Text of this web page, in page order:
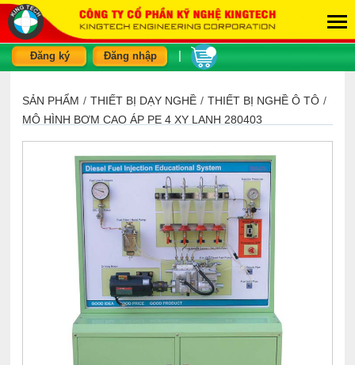
Đăng ký Đăng nhập
SẢN PHẨM / THIẾT BỊ DẠY NGHỀ / THIẾT BỊ NGHỀ Ô TÔ /
MÔ HÌNH BƠM CAO ÁP PE 4 XY LANH 280403